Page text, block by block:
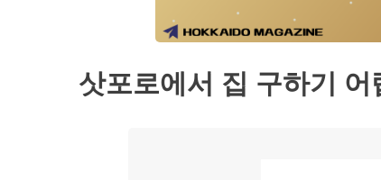
삿포로에서 집 구하기